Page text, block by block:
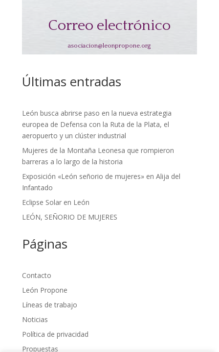
Correo electrónico
asociacion@leonpropone.org
Últimas entradas
León busca abrirse paso en la nueva estrategia
europea de Defensa con la Ruta de la Plata, el
aeropuerto y un clúster industrial
Mujeres de la Montaña Leonesa que rompieron
barreras a lo largo de la historia
Exposición «León señorio de mujeres» en Alija del
Infantado
Eclipse Solar en León
LEÓN, SEÑORIO DE MUJERES
Páginas
Contacto
León Propone
Líneas de trabajo
Noticias
Política de privacidad
Propuestas